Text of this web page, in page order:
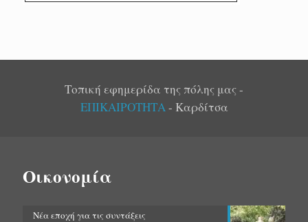
Τοπική εφημερίδα της πόλης μας -
ΕΠΙΚΑΙΡΟΤΗΤΑ- Καρδίτσα
Οικονομία
Νέα εποχή για τις συντάξεις